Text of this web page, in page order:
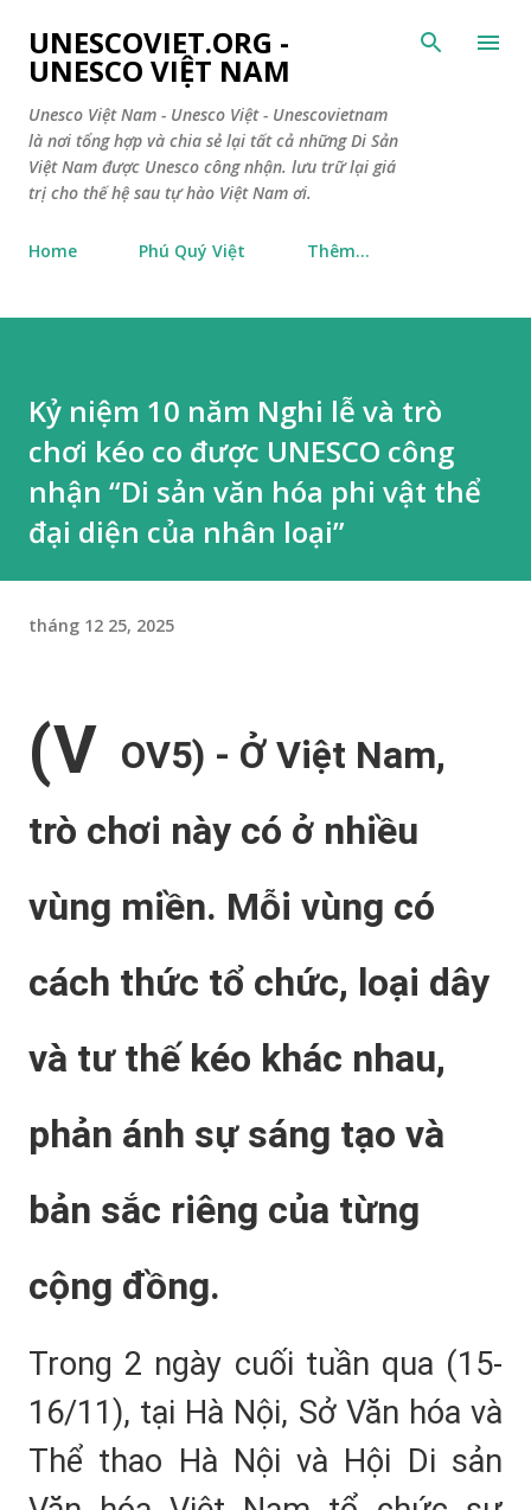
Chuyển đến nội dung
UNESCOVIET.ORG -
UNESCO VIỆT NAM
Unesco Việt Nam - Unesco Việt - Unescovietnam
là nơi tổng hợp và chia sẻ lại tất cả những Di Sản
Việt Nam được Unesco công nhận. lưu trữ lại giá
trị cho thế hệ sau tự hào Việt Nam ơi.
Home Phú Quý Việt Thêm…
Kỷ niệm 10 năm Nghi lễ và trò
chơi kéo co được UNESCO công
nhận “Di sản văn hóa phi vật thể
đại diện của nhân loại”
tháng 12 25, 2025
(V OV5) - Ở Việt Nam,
trò chơi này có ở nhiều
vùng miền. Mỗi vùng có
cách thức tổ chức, loại dây
và tư thế kéo khác nhau,
phản ánh sự sáng tạo và
bản sắc riêng của từng
cộng đồng.
Trong 2 ngày cuối tuần qua (15-
16/11), tại Hà Nội, Sở Văn hóa và
Thể thao Hà Nội và Hội Di sản